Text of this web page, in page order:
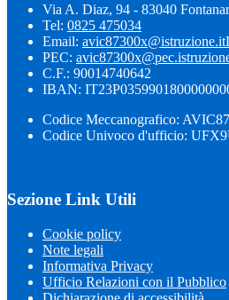
Via A. Diaz, 94 - 83040
Tel: 0825 475034
Email: avic87300x@istruzione.it
PEC:
C.F.: 90014740642
IBAN:
Codice Meccanografico:
Codice Univoco d'ufficio:
Sezione Link Utili
Cookie policy
Note legali
Informativa Privacy
Ufficio Relazioni con il Pubblico